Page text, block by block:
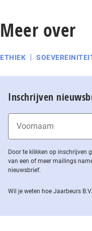
Meer over
ETHIEK
Inschrijven
Door te klikken op inschrijven
van een of meer mailings
nieuwsbrief.
Wil je weten hoe Jaarbeurs